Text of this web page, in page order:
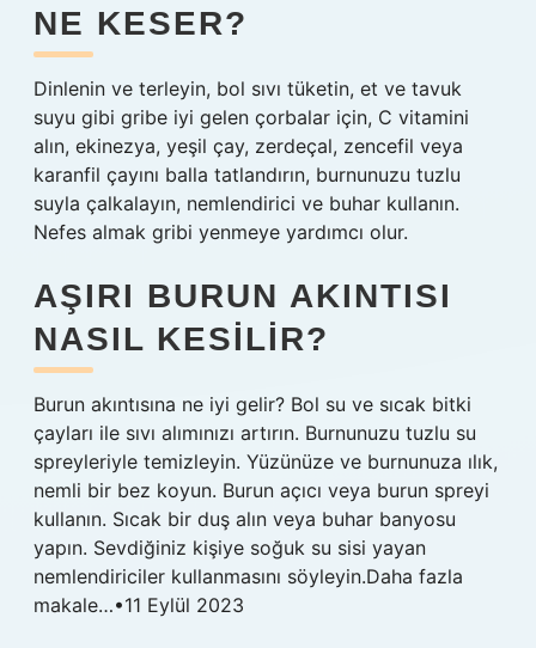
NE KESER?
Dinlenin ve terleyin, bol sıvı tüketin, et ve tavuk
suyu gibi gribe iyi gelen çorbalar için, C vitamini
alın, ekinezya, yeşil çay, zerdeçal, zencefil veya
karanfil çayını balla tatlandırın, burnunuzu tuzlu
suyla çalkalayın, nemlendirici ve buhar kullanın.
Nefes almak gribi yenmeye yardımcı olur.
AŞIRI BURUN AKINTISI
NASIL KESILIR?
Burun akıntısına ne iyi gelir? Bol su ve sıcak bitki
çayları ile sıvı alımınızı artırın. Burnunuzu tuzlu su
spreyleriyle temizleyin. Yüzünüze ve burnunuza ılık,
nemli bir bez koyun. Burun açıcı veya burun spreyi
kullanın. Sıcak bir duş alın veya buhar banyosu
yapın. Sevdiğiniz kişiye soğuk su sisi yayan
nemlendiriciler kullanmasını söyleyin.Daha fazla
makale…•11 Eylül 2023